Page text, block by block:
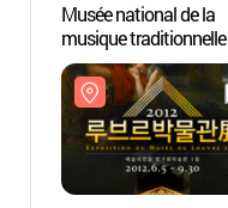
Musée national de la
musique traditionnelle
(국립국악박물관)